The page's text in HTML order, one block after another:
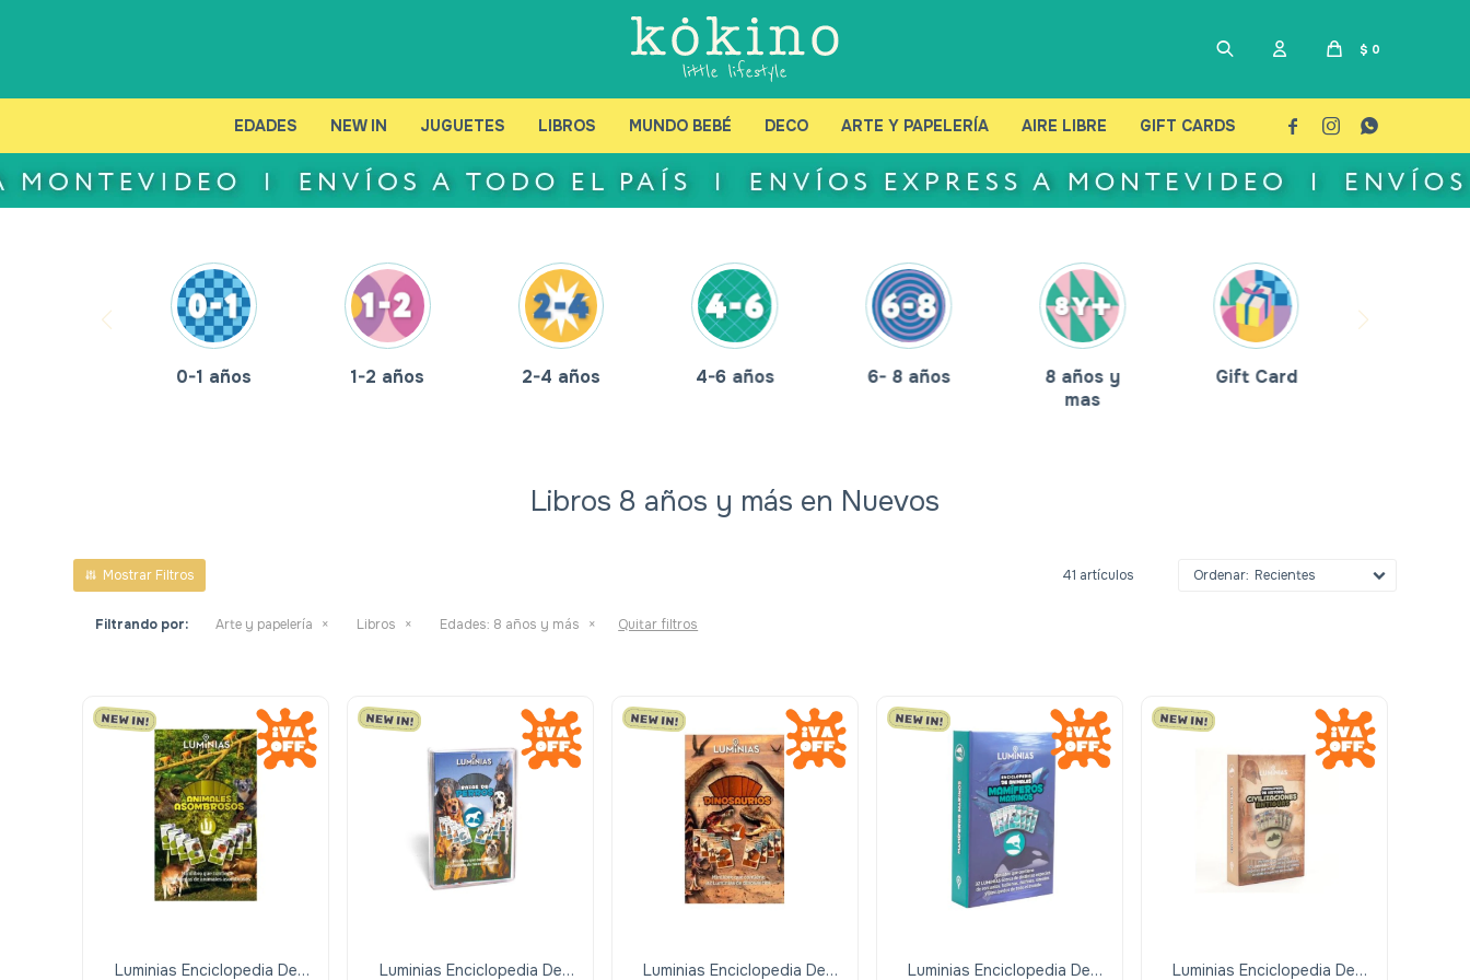
EDADES NEW IN JUGUETES LIBROS MUNDO BEBÉ DECO ARTE Y PAPELERÍA AIRE LIBRE GIFT CARDS
$ 0
  
0-1 años 1-2 años 2-4 años 4-6 años 6- 8 años
8 años y
mas
Gift Card
Libros 8 años y más en Nuevos
41 artículos Recientes
Filtrando por: Arte y papelería Libros Edades: 8 años y más Quitar filtros
Luminias Enciclopedia De
Luminias Enciclopedia De
Luminias Enciclopedia De
Luminias Enciclopedia De
Luminias Enciclopedia De